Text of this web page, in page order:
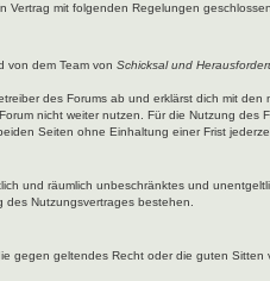
Vertrag mit folgenden Regelungen
von dem Team von Schicksal und
des Forums ab und erklärst dich mit
nicht weiter nutzen. Für die Nutzung des
Seiten ohne Einhaltung einer Frist
und räumlich unbeschränktes und
Nutzungsvertrages bestehen.
gegen geltendes Recht oder die guten